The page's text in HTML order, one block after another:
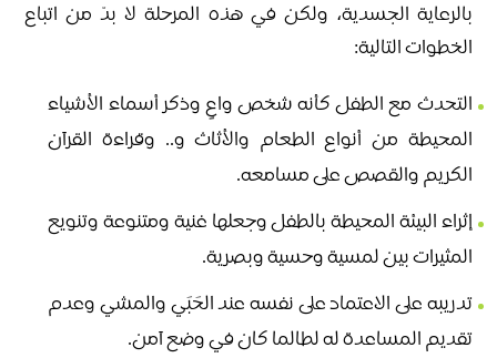
بالرعاية الجسدية، ولكن في هذه المرحلة لا بدّ من اتباع
الخطوات التالية:
التحدث مع الطفل كأنه شخص واعٍ وذكر أسماء الأشياء
المحيطة من أنواع الطعام والأثاث و.. وقراءة القرآن
الكريم والقصص على مسامعه.
إثراء البيئة المحيطة بالطفل وجعلها غنية ومتنوعة وتنويع
المثيرات بين لمسية وحسية وبصرية.
تدريبه على الاعتماد على نفسه عند الحَبَي والمشي وعدم
تقديم المساعدة له لطالما كان في وضع آمن.